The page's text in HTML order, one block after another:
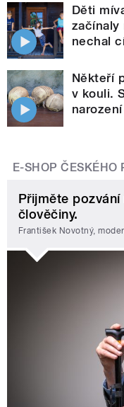
Děti
začínaly
nechal
Někteří
v kouli.
E-SHOP ČESKÉHO
Přijměte
člověčiny.
František Novotný,